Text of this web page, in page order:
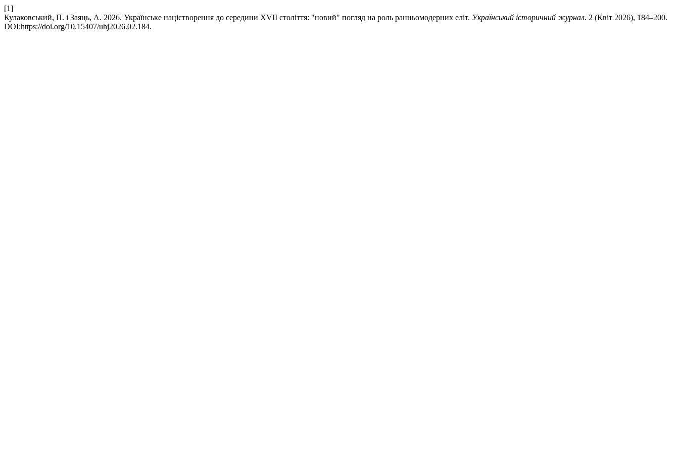
[1]
Кулаковський, П. і Заяць, А. 2026. Українське націєтворення до середини XVII століття: "новий" погляд на роль ранньомодерних еліт. Український історичний журнал. 2 (Квіт 2026), 184–200.
DOI:https://doi.org/10.15407/uhj2026.02.184.